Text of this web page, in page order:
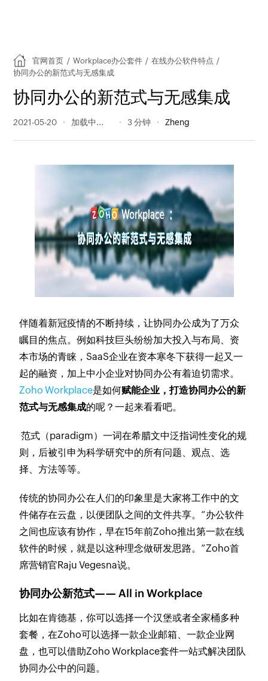
官网首页 / Workplace办公套件 / 在线办公软件特点 /
协同办公的新范式与无感集成
协同办公的新范式与无感集成
2021-05-20 292 阅读量 3 分钟 Zheng
伴随着新冠疫情的不断持续，让协同办公成为了万众
瞩目的焦点。例如科技巨头纷纷加大投入与布局、资
本市场的青睐，SaaS企业在资本寒冬下获得一起又一
起的融资，加上中小企业对协同办公有着迫切需求。
Zoho Workplace是如何赋能企业，打造协同办公的新
范式与无感集成的呢？一起来看看吧。
范式（paradigm）一词在希腊文中泛指词性变化的规
则，后被引申为科学研究中的所有问题、观点、选
择、方法等等。
传统的协同办公在人们的印象里是大家将工作中的文
件储存在云盘，以便团队之间的文件共享。“办公软件
之间也应该有协作，早在15年前Zoho推出第一款在线
软件的时候，就是以这种理念做研发思路。”Zoho首
席营销官Raju Vegesna说。
协同办公新范式—— All in Workplace
比如在肯德基，你可以选择一个汉堡或者全家桶多种
套餐，在Zoho可以选择一款企业邮箱、一款企业网
盘，也可以借助Zoho Workplace套件一站式解决团队
协同办公中的问题。